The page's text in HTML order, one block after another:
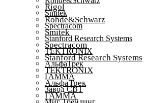
Smitek
Spectracom
Stanford Research Systems
TEKTRONIX
АльфаТрек
ГАММА
Завод СВТ
Rigol
Rohde&Schwarz
Smitek
Spectracom
Stanford Research Systems
TEKTRONIX
АльфаТрек
ГАММА